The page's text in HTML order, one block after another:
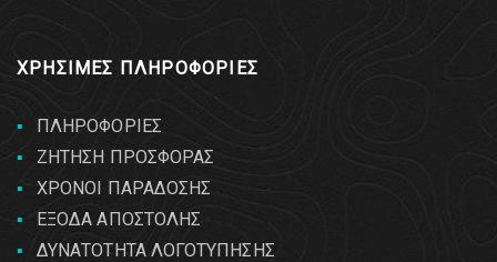
ΧΡΗΣΙΜΕΣ ΠΛΗΡΟΦΟΡΙΕΣ
ΠΛΗΡΟΦΟΡΙΕΣ
ΖΗΤΗΣΗ ΠΡΟΣΦΟΡΑΣ
ΧΡΟΝΟΙ ΠΑΡΑΔΟΣΗΣ
ΕΞΟΔΑ ΑΠΟΣΤΟΛΗΣ
ΔΥΝΑΤΟΤΗΤΑ ΛΟΓΟΤΥΠΗΣΗΣ